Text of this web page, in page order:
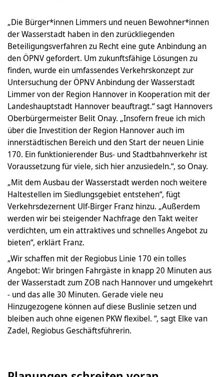
„Die Bürger*innen Limmers und neuen Bewohner*innen
der Wasserstadt haben in den zurückliegenden
Beteiligungsverfahren zu Recht eine gute Anbindung an
den ÖPNV gefordert. Um zukunftsfähige Lösungen zu
finden, wurde ein umfassendes Verkehrskonzept zur
Untersuchung der ÖPNV Anbindung der Wasserstadt
Limmer von der Region Hannover in Kooperation mit der
Landeshauptstadt Hannover beauftragt.“ sagt Hannovers
Oberbürgermeister Belit Onay. „Insofern freue ich mich
über die Investition der Region Hannover auch im
innerstädtischen Bereich und den Start der neuen Linie
170. Ein funktionierender Bus- und Stadtbahnverkehr ist
Voraussetzung für viele, sich hier anzusiedeln.“, so Onay.
„Mit dem Ausbau der Wasserstadt werden noch weitere
Haltestellen im Siedlungsgebiet entstehen“, fügt
Verkehrsdezernent Ulf-Birger Franz hinzu. „Außerdem
werden wir bei steigender Nachfrage den Takt weiter
verdichten, um ein attraktives und schnelles Angebot zu
bieten“, erklärt Franz.
„Wir schaffen mit der Regiobus Linie 170 ein tolles
Angebot: Wir bringen Fahrgäste in knapp 20 Minuten aus
der Wasserstadt zum ZOB nach Hannover und umgekehrt
- und das alle 30 Minuten. Gerade viele neu
Hinzugezogene können auf diese Buslinie setzen und
bleiben auch ohne eigenen PKW flexibel. “, sagt Elke van
Zadel, Regiobus Geschäftsführerin.